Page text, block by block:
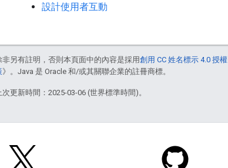
設計使用者互動
非另有註明，否則本頁面中的內容是採用創用 CC 姓名標示 4.0 授權
》。Java 是 Oracle 和/或其關聯企業的註冊商標。
次更新時間：2025-03-06 (世界標準時間)。